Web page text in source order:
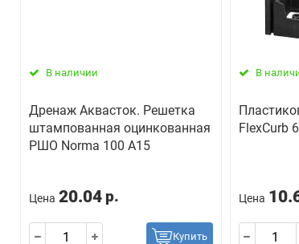
В наличии
Дренаж Аквасток. Решетка
штампованная оцинкованная
РШО Norma 100 А15
Цена 20.04 р.
Купить
В
FlexCurb
Цена